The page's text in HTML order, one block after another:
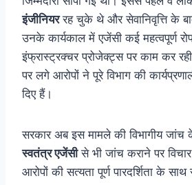
इंजीनियररह चुके थे और सेवानिवृत्ति के
उनके कार्यकाल में एजेंसी कई महत्वपूर्ण
इंफ्रास्ट्रक्चर प्रोजेक्ट्स पर काम कर
पर लगे आरोपों ने पूरे विभाग की
दिए हैं।
सरकार अब इस मामले की विभागीय
स्वतंत्र एजेंसीसे भी जांच कराने पर
आरोपों की सत्यता पूर्ण पारदर्शिता के